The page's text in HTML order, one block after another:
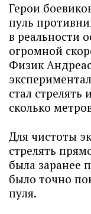
Герои
пуль
в реальности
огромной
Физик
стал
сколько
Для чистоты
стрелять
была заранее
было точно
пуля.